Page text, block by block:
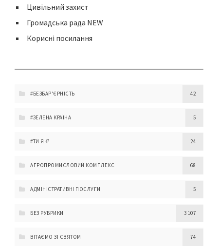
Цивільний захист
Громадська рада NEW
Корисні посилання
#БЕЗБАР'ЄРНІСТЬ 42
#ЗЕЛЕНА КРАЇНА 5
#ТИ ЯК? 24
АГРОПРОМИСЛОВИЙ КОМПЛЕКС 68
АДМІНІСТРАТИВНІ ПОСЛУГИ 5
БЕЗ РУБРИКИ 3 107
ВІТАЄМО ЗІ СВЯТОМ 74